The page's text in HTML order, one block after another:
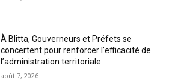
À Blitta, Gouverneurs et Préfets se
concertent pour renforcer l’efficacité de
l’administration territoriale
août 7, 2026